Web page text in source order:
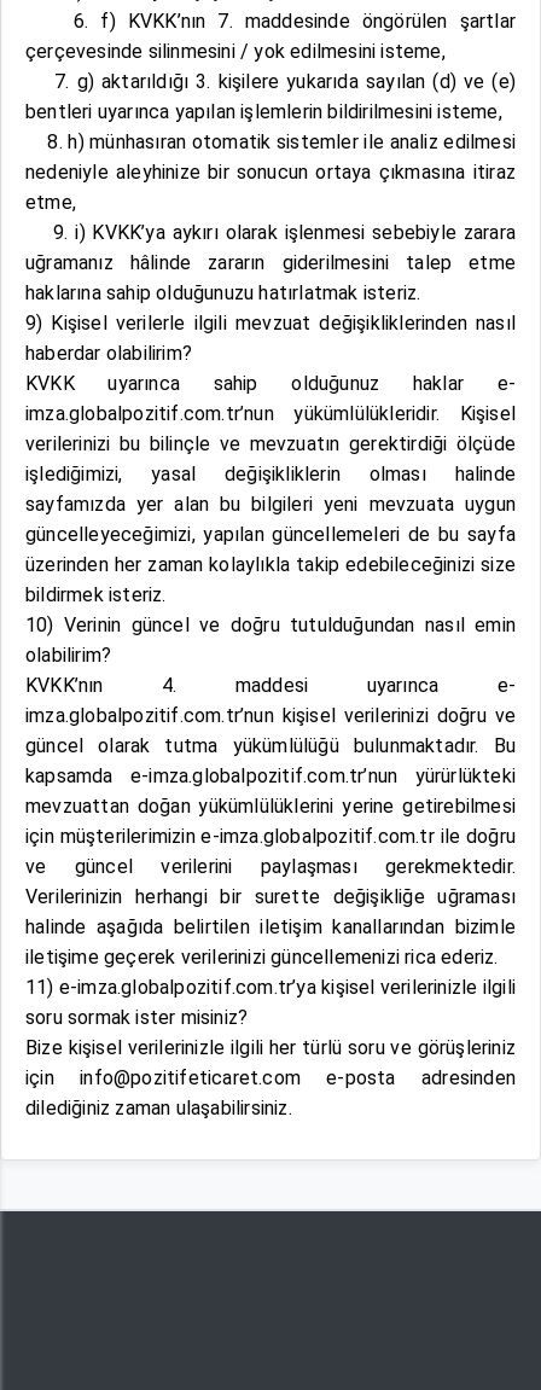
6. f) KVKK’nın 7. maddesinde öngörülen şartlar
çerçevesinde silinmesini / yok edilmesini isteme,
7. g) aktarıldığı 3. kişilere yukarıda sayılan (d) ve (e)
bentleri uyarınca yapılan işlemlerin bildirilmesini isteme,
8. h) münhasıran otomatik sistemler ile analiz edilmesi
nedeniyle aleyhinize bir sonucun ortaya çıkmasına itiraz
etme,
9. i) KVKK’ya aykırı olarak işlenmesi sebebiyle zarara
uğramanız hâlinde zararın giderilmesini talep etme
haklarına sahip olduğunuzu hatırlatmak isteriz.
9) Kişisel verilerle ilgili mevzuat değişikliklerinden nasıl
haberdar olabilirim?
KVKK uyarınca sahip olduğunuz haklar e-
imza.globalpozitif.com.tr’nun yükümlülükleridir. Kişisel
verilerinizi bu bilinçle ve mevzuatın gerektirdiği ölçüde
işlediğimizi, yasal değişikliklerin olması halinde
sayfamızda yer alan bu bilgileri yeni mevzuata uygun
güncelleyeceğimizi, yapılan güncellemeleri de bu sayfa
üzerinden her zaman kolaylıkla takip edebileceğinizi size
bildirmek isteriz.
10) Verinin güncel ve doğru tutulduğundan nasıl emin
olabilirim?
KVKK’nın 4. maddesi uyarınca e-
imza.globalpozitif.com.tr’nun kişisel verilerinizi doğru ve
güncel olarak tutma yükümlülüğü bulunmaktadır. Bu
kapsamda e-imza.globalpozitif.com.tr’nun yürürlükteki
mevzuattan doğan yükümlülüklerini yerine getirebilmesi
için müşterilerimizin e-imza.globalpozitif.com.tr ile doğru
ve güncel verilerini paylaşması gerekmektedir.
Verilerinizin herhangi bir surette değişikliğe uğraması
halinde aşağıda belirtilen iletişim kanallarından bizimle
iletişime geçerek verilerinizi güncellemenizi rica ederiz.
11) e-imza.globalpozitif.com.tr’ya kişisel verilerinizle ilgili
soru sormak ister misiniz?
Bize kişisel verilerinizle ilgili her türlü soru ve görüşleriniz
için info@pozitifeticaret.com e-posta adresinden
dilediğiniz zaman ulaşabilirsiniz.